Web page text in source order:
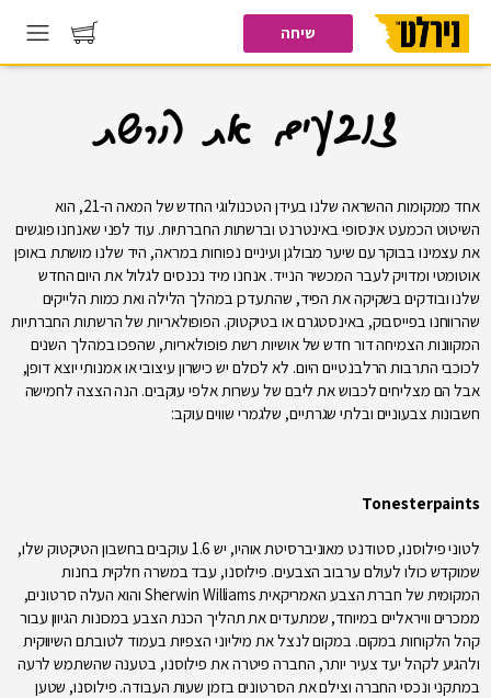
שיחה
צובעים את הרשת
אחד ממקומות ההשראה שלנו בעידן הטכנולוגי החדש של המאה ה-21, הוא
השיטוט הכמעט אינסופי באינטרנט וברשתות החברתיות. עוד לפני שאנחנו פוגשים
את עצמינו בבוקר עם שיער מבולגן ועיניים נפוחות במראה, היד שלנו מושתת באופן
אוטומטי ומדויק לעבר המכשיר הנייד. אנחנו מיד נכנסים לגלול את היום החדש
שלנו ובודקים בשקיקה את הפיד, שהתעדכן במהלך הלילה ואת כמות הלייקים
שהרווחנו בפייסבוק, באינסטגרם או בטיקטוק. הפופולאריות של הרשתות החברתיות
המקוונות הצמיחה דור חדש של אושיות רשת פופולאריות, שהפכו במהלך השנים
לכוכבי התרבות הרלבנטיים היום. לא לכולם יש כישרון עיצובי או אמנותי יוצא דופן,
אבל הם מצליחים לכבוש את ליבם של עשרות אלפי עוקבים. הנה הצצה לחמישה
חשבונות צבעוניים ובלתי שגרתיים, שלגמרי שווים עוקב:
Tonesterpaints
לטוני פילוסנו, סטודנט מאוניברסיטת אוהיו, יש 1.6 עוקבים בחשבון הטיקטוק שלו,
שמוקדש כולו לעולם ערבוב הצבעים. פילוסנו, עבד במשרה חלקית בחנות
המקומית של חברת הצבע האמריקאית Sherwin Williams והוא העלה סרטונים,
ממכרים וויראליים במיוחד, שמתעדים את תהליך הכנת הצבע במכונות הגיוון עבור
קהל הלקוחות במקום. במקום לנצל את מיליוני הצפיות בעמוד לטובתם השיווקית
ולהגיע לקהל יעד צעיר יותר, החברה פיטרה את פילוסנו, בטענה שהשתמש לרעה
במתקני ונכסי החברה וצילם את הסרטונים בזמן שעות העבודה. פילוסנו, שטען